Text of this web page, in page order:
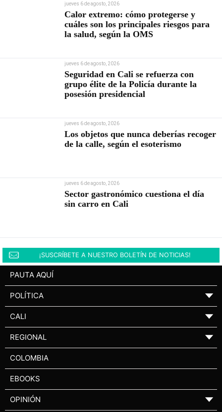
jueves 6 de agosto, 2026
Calor extremo: cómo protegerse y
cuáles son los principales riesgos para
la salud, según la OMS
jueves 6 de agosto, 2026
Seguridad en Cali se refuerza con
grupo élite de la Policía durante la
posesión presidencial
jueves 6 de agosto, 2026
Los objetos que nunca deberías recoger
de la calle, según el esoterismo
jueves 6 de agosto, 2026
Sector gastronómico cuestiona el día
sin carro en Cali
¡SUSCRÍBETE A NUESTRO BOLETÍN DE NOTICIAS!
PAUTA AQUÍ
POLÍTICA ▼
CALI ▼
REGIONAL ▼
COLOMBIA
EBOOKS
OPINIÓN ▼